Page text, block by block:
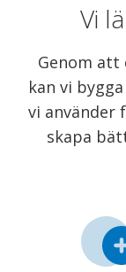
Vi
Genom att
kan vi
vi använder
skapa